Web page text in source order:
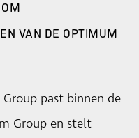
VAN DE OPTIMUM
past binnen de
Group en stelt